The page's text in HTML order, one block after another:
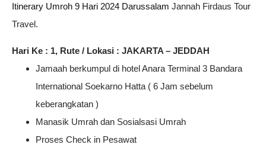
Itinerary Umroh 9 Hari 2024 Darussalam Jannah Firdaus Tour
Travel.
Hari Ke : 1, Rute / Lokasi : JAKARTA – JEDDAH
Jamaah berkumpul di hotel Anara Terminal 3 Bandara
International Soekarno Hatta ( 6 Jam sebelum
keberangkatan )
Manasik Umrah dan Sosialsasi Umrah
Proses Check in Pesawat